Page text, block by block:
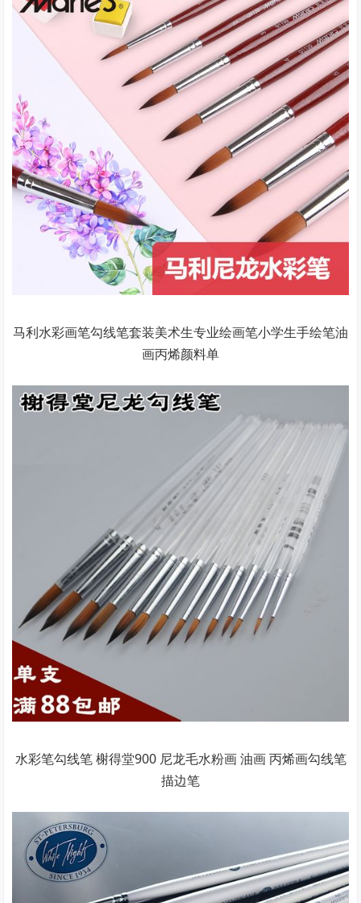
马利水彩画笔勾线笔套装美术生专业绘画笔小学生手绘笔油
画丙烯颜料单
水彩笔勾线笔 榭得堂900 尼龙毛水粉画 油画 丙烯画勾线笔
描边笔